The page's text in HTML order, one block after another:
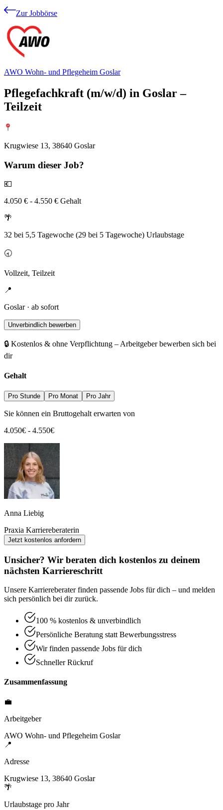
Zur Jobbörse
AWO Wohn- und Pflegeheim Goslar
Pflegefachkraft (m/w/d) in Goslar –
Teilzeit
Krugwiese 13, 38640 Goslar
Warum dieser Job?
💶
4.050 € - 4.550 € Gehalt
🌴
32 bei 5,5 Tagewoche (29 bei 5 Tagewoche) Urlaubstage
🕣
Vollzeit, Teilzeit
📍
Goslar · ab sofort
Unverbindlich bewerben
🔒 Kostenlos & ohne Verpflichtung – Arbeitgeber bewerben sich bei
dir
Gehalt
Pro Stunde Pro Monat Pro Jahr
Sie können ein Bruttogehalt erwarten von
4.050€ - 4.550€
Anna Liebig
Praxia Karriereberaterin
Jetzt kostenlos anfordern
Unsicher? Wir beraten dich kostenlos zu deinem
nächsten Karriereschritt
Unsere Karriereberater finden passende Jobs für dich – und melden
sich persönlich bei dir zurück.
100 % kostenlos & unverbindlich
Persönliche Beratung statt Bewerbungsstress
Wir finden passende Jobs für dich
Schneller Rückruf
Zusammenfassung
💼
Arbeitgeber
AWO Wohn- und Pflegeheim Goslar
📍
Adresse
Krugwiese 13, 38640 Goslar
🌴
Urlaubstage pro Jahr